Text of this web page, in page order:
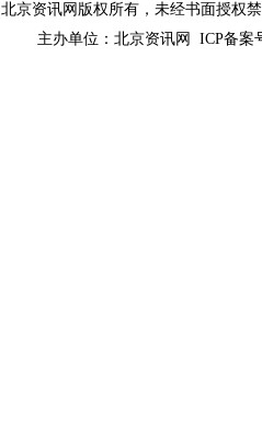
北京资讯网版权所有，未经书面授权
主办单位： 北京资讯网 ICP备案